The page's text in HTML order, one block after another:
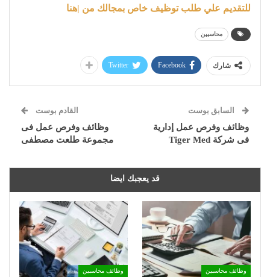
للتقديم علي طلب توظيف خاص بمجالك من |هنا
محاسبين
شارك Facebook
Twitter
السابق بوست
وظائف وفرص عمل إدارية
فى شركة Tiger Med
القادم بوست
وظائف وفرص عمل فى
مجموعة طلعت مصطفى
قد يعجبك ايضا
وظائف محاسبين وظائف محاسبين